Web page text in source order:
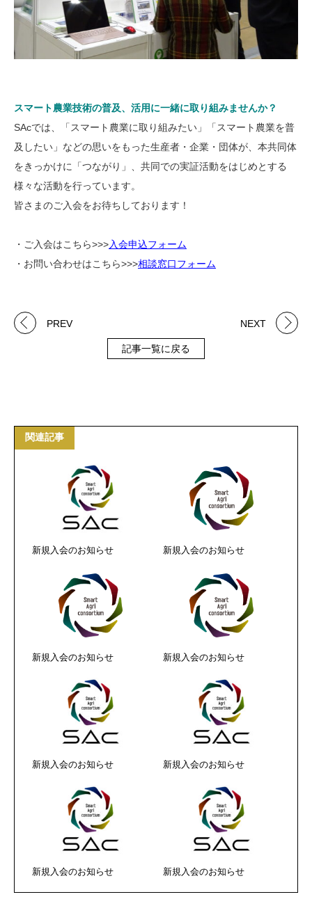
スマート農業技術の普及、活用に一緒に取り組みませんか？
SAcでは、「スマート農業に取り組みたい」「スマート農業を普
及したい」などの思いをもった生産者・企業・団体が、本共同体
をきっかけに「つながり」、共同での実証活動をはじめとする
様々な活動を行っています。
皆さまのご入会をお待ちしております！
・ご入会はこちら>>>入会申込フォーム
・お問い合わせはこちら>>>相談窓口フォーム
PREV
記事一覧に戻る
NEXT
関連記事
新規入会のお知らせ 新規入会のお知らせ
新規入会のお知らせ 新規入会のお知らせ
新規入会のお知らせ 新規入会のお知らせ
新規入会のお知らせ 新規入会のお知らせ